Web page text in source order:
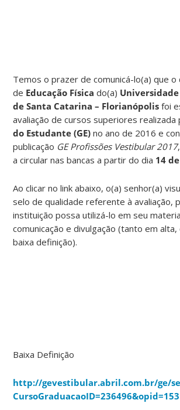
Temos o prazer de comunicá-lo(a) que o
de Educação Física do(a)
de Santa Catarina – Florianópolis foi
avaliação de cursos superiores realizada
do Estudante (GE) no ano de 2016 e
publicação GE Profissões Vestibular 2017
a circular nas bancas a partir do dia 14
Ao clicar no link abaixo, o(a) senhor(a)
selo de qualidade referente à avaliação,
instituição possa utilizá-lo em seu
comunicação e divulgação (tanto em
baixa definição).
Baixa Definição
http://gevestibular.abril.com.br/ge/